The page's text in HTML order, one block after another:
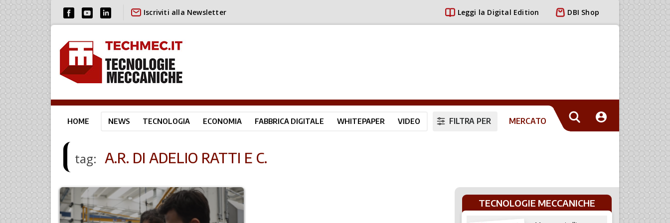
Iscriviti alla Newsletter Leggi la Digital Edition DBI Shop
HOME NEWS TECNOLOGIA ECONOMIA FABBRICA DIGITALE WHITEPAPER VIDEO FILTRA PER MERCATO
tag: A.R. DI ADELIO RATTI E C.
TECNOLOGIE MECCANICHE